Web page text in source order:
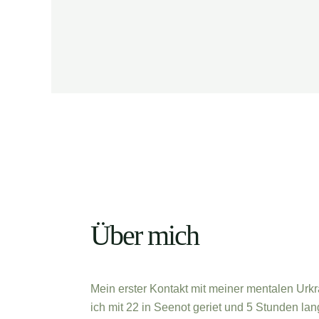
Über mich
Mein erster Kontakt mit meiner mentalen
ich mit 22 in Seenot geriet und 5 Stunden